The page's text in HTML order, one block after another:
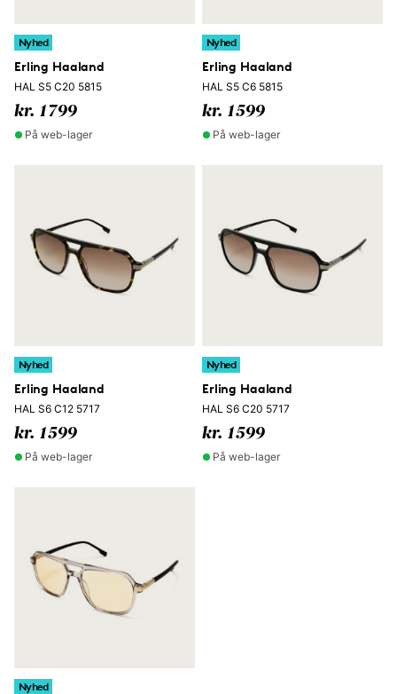
Nyhed
Erling Haaland
HAL S5 C20 5815
kr. 1799
På web-lager
Nyhed
Erling Haaland
HAL S5 C6 5815
kr. 1599
På web-lager
Nyhed
Erling Haaland
HAL S6 C12 5717
kr. 1599
På web-lager
Nyhed
Erling Haaland
HAL S6 C20 5717
kr. 1599
På web-lager
Nyhed